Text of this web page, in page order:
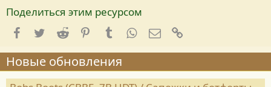
Поделиться этим ресурсом
Facebook
TwitterReddit PinterestTumblrWhatsApp
E-mail
Новые обновления